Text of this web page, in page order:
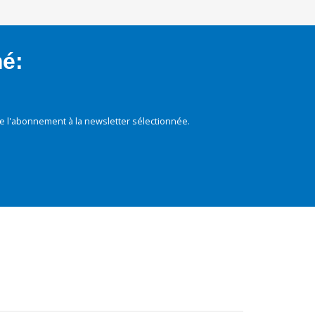
l'abonnement à la newsletter sélectionnée.